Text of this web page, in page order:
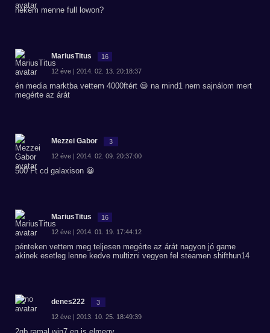
nekem menne full lowon?
MariusTitus 16
12 éve | 2014. 02. 13. 20:18:37
én media marktba vettem 4000ftért 😃 na mind1 nem sajnálom mert
megérte az árát
Mezzei Gabor 3
12 éve | 2014. 02. 09. 20:37:00
500 Ft cd galaxison 😀
MariusTitus 16
12 éve | 2014. 01. 19. 17:44:12
pénteken vettem meg teljesen megérte az árát nagyon jó game
akinek esetleg lenne kedve multizni vegyen fel steamen shifthun14
denes222 3
12 éve | 2013. 10. 25. 18:49:39